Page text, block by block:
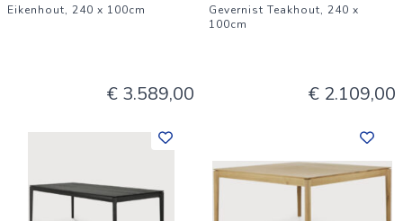
Eikenhout, 240 x 100cm
€ 3.589,00
Gevernist Teakhout, 240 x
100cm
€ 2.109,00